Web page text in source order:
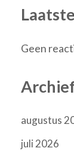
Geen
augustus
juli 2026